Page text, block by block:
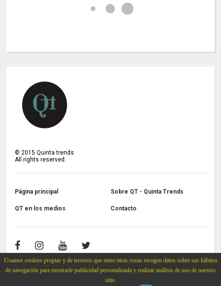
Usamos cookies propias y de terceros que entre otras cosas recogen datos sobre sus hábitos
de navegación para mostrarle publicidad personalizada y realizar análisis de uso de nuestro
sitio.
© 2015 Quinta trends
All rights reserved.
Página principal Sobre QT - Quinta Trends
QT en los medios Contacto